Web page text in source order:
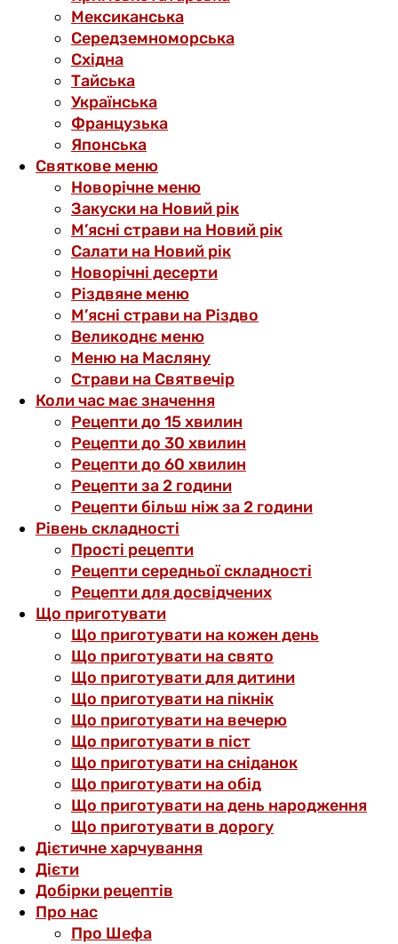
Мексиканська
Середземноморська
Східна
Тайська
Українська
Французька
Японська
Святкове меню
Новорічне меню
Закуски на Новий рік
М’ясні страви на Новий рік
Салати на Новий рік
Новорічні десерти
Різдвяне меню
М’ясні страви на Різдво
Великоднє меню
Меню на Масляну
Страви на Святвечір
Коли час має значення
Рецепти до 15 хвилин
Рецепти до 30 хвилин
Рецепти до 60 хвилин
Рецепти за 2 години
Рецепти більш ніж за 2 години
Рівень складності
Прості рецепти
Рецепти середньої складності
Рецепти для досвідчених
Що приготувати
Що приготувати на кожен день
Що приготувати на свято
Що приготувати для дитини
Що приготувати на пікнік
Що приготувати на вечерю
Що приготувати в піст
Що приготувати на сніданок
Що приготувати на обід
Що приготувати на день народження
Що приготувати в дорогу
Дієтичне харчування
Дієти
Добірки рецептів
Про нас
Про Шефа